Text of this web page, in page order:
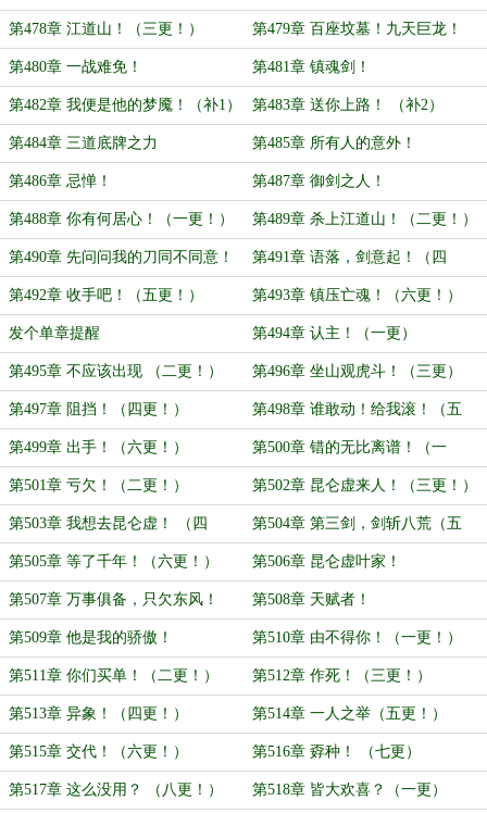
第478章 江道山！（三更！） 第479章 百座坟墓！九天巨龙！
（四更！）
第480章 一战难免！ 第481章 镇魂剑！
第482章 我便是他的梦魇！（补1） 第483章 送你上路！ （补2）
第484章 三道底牌之力 第485章 所有人的意外！
第486章 忌惮！ 第487章 御剑之人！
第488章 你有何居心！（一更！） 第489章 杀上江道山！（二更！）
第490章 先问问我的刀同不同意！
（三更！）
第491章 语落，剑意起！（四
更！）
第492章 收手吧！（五更！） 第493章 镇压亡魂！（六更！）
发个单章提醒 第494章 认主！（一更）
第495章 不应该出现 （二更！） 第496章 坐山观虎斗！（三更）
第497章 阻挡！（四更！） 第498章 谁敢动！给我滚！（五
更！）
第499章 出手！（六更！） 第500章 错的无比离谱！（一
更！）
第501章 亏欠！（二更！） 第502章 昆仑虚来人！（三更！）
第503章 我想去昆仑虚！ （四
更！）
第504章 第三剑，剑斩八荒（五
更）
第505章 等了千年！（六更！） 第506章 昆仑虚叶家！
第507章 万事俱备，只欠东风！ 第508章 天赋者！
第509章 他是我的骄傲！ 第510章 由不得你！（一更！）
第511章 你们买单！（二更！） 第512章 作死！（三更！）
第513章 异象！（四更！） 第514章 一人之举（五更！）
第515章 交代！（六更！） 第516章 孬种！ （七更）
第517章 这么没用？ （八更！） 第518章 皆大欢喜？（一更）